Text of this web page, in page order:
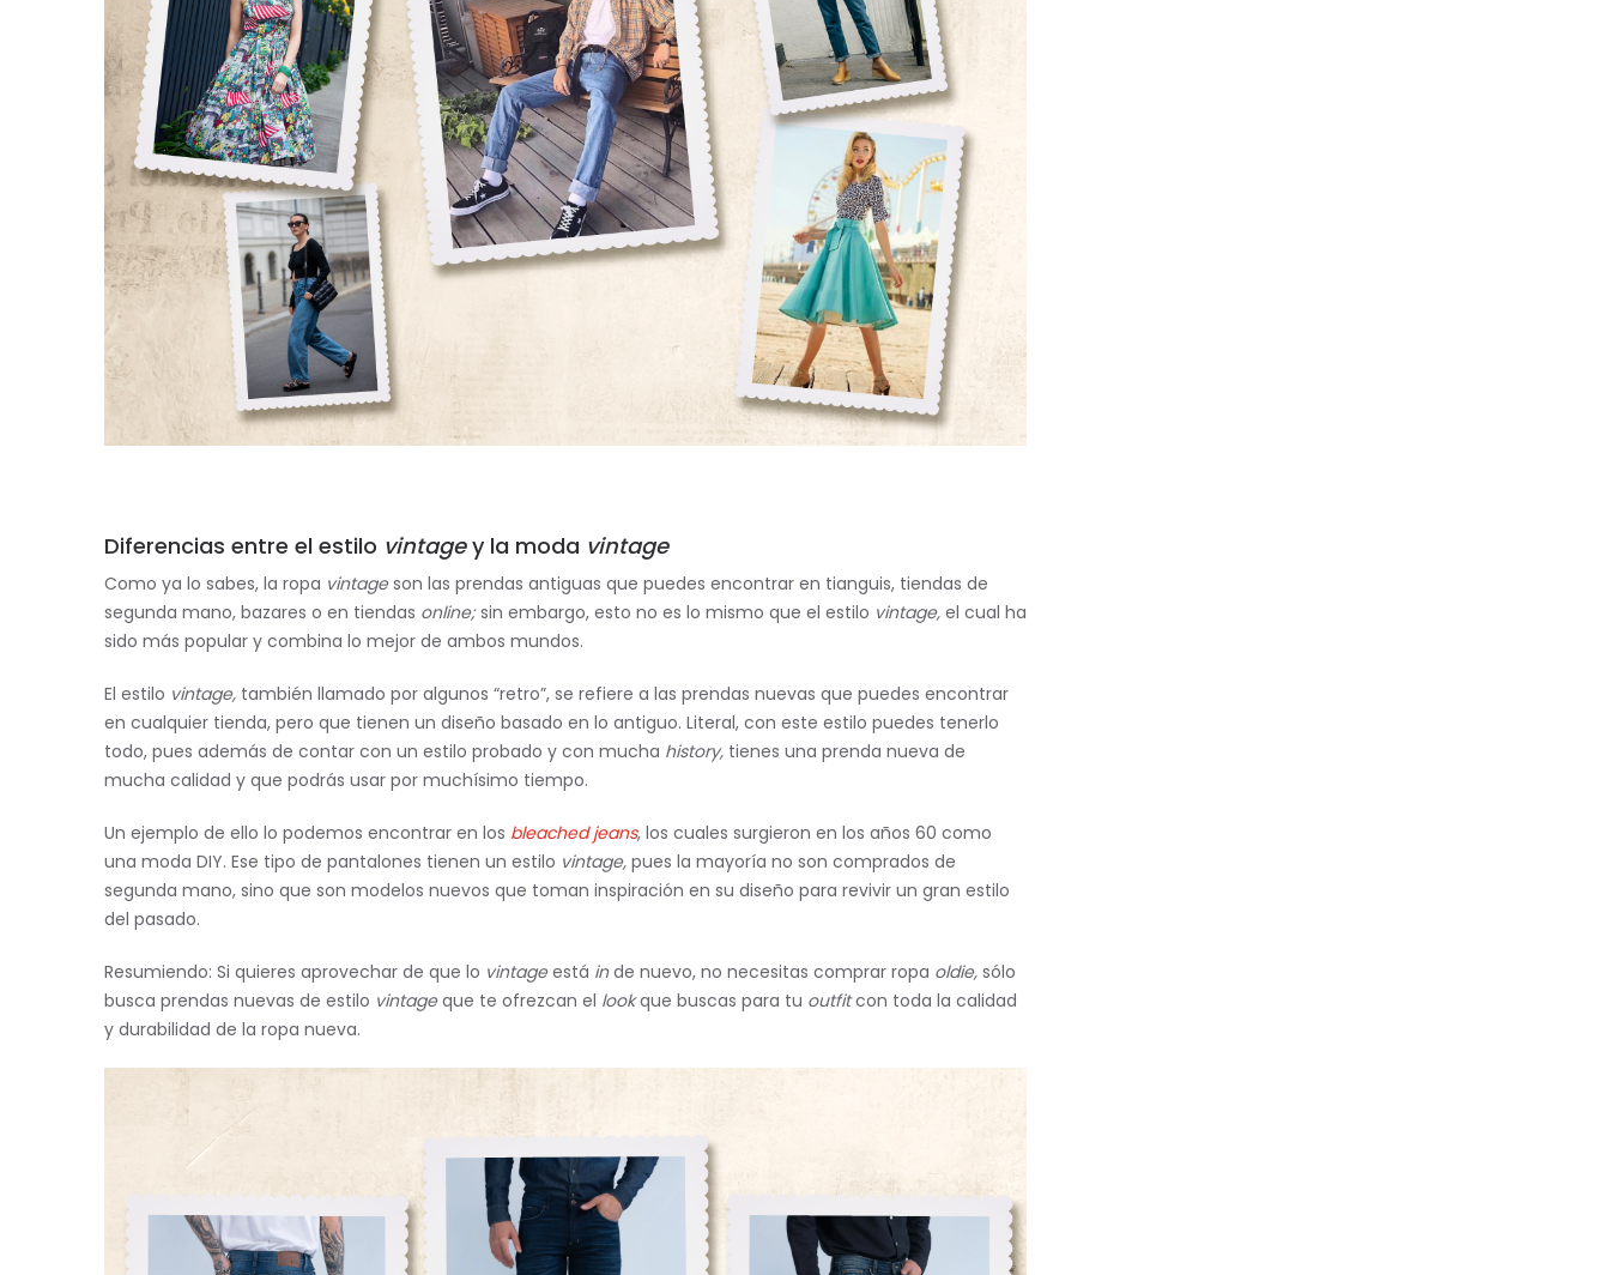
Diferencias entre el estilo vintagey la moda vintage
Como ya lo sabes, la ropa vintageson las prendas antiguas que puedes encontrar en tianguis, tiendas de
segunda mano, bazares o en tiendas online;sin embargo, esto no es lo mismo que el estilo vintage, el cual ha
sido más popular y combina lo mejor de ambos mundos.
El estilo vintage, también llamado por algunos “retro”, se refiere a las prendas nuevas que puedes encontrar
en cualquier tienda, pero que tienen un diseño basado en lo antiguo. Literal, con este estilo puedes tenerlo
todo, pues además de contar con un estilo probado y con mucha history, tienes una prenda nueva de
mucha calidad y que podrás usar por muchísimo tiempo.
Un ejemplo de ello lo podemos encontrar en los bleached jeans, los cuales surgieron en los años 60 como
una moda DIY. Ese tipo de pantalones tienen un estilo vintage, pues la mayoría no son comprados de
segunda mano, sino que son modelos nuevos que toman inspiración en su diseño para revivir un gran estilo
del pasado.
Resumiendo: Si quieres aprovechar de que lo vintageestá inde nuevo, no necesitas comprar ropa oldie, sólo
busca prendas nuevas de estilo vintageque te ofrezcan el lookque buscas para tu outfitcon toda la calidad
y durabilidad de la ropa nueva.